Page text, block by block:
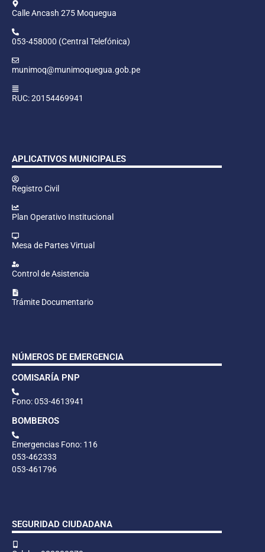
Calle Ancash 275 Moquegua
053-458000 (Central Telefónica)
munimoq@munimoquegua.gob.pe
RUC: 20154469941
APLICATIVOS MUNICIPALES
Registro Civil
Plan Operativo Institucional
Mesa de Partes Virtual
Control de Asistencia
Trámite Documentario
NÚMEROS DE EMERGENCIA
COMISARÍA PNP
Fono: 053-4613941
BOMBEROS
Emergencias Fono: 116
053-462333
053-461796
SEGURIDAD CIUDADANA